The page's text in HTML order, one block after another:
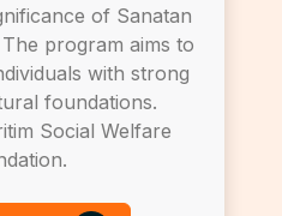
of Sanatan
program aims to
with strong
foundations.
Social Welfare